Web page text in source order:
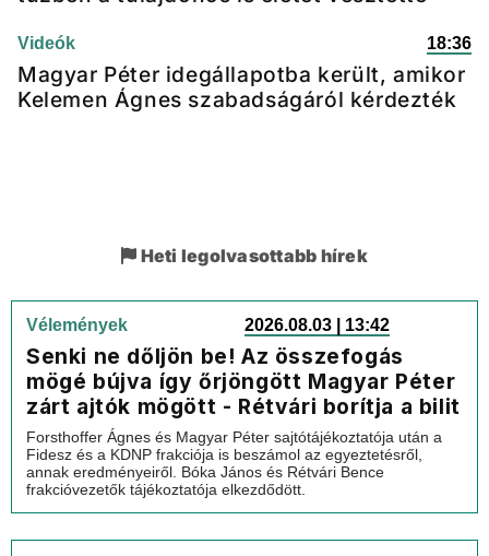
Videók 18:36
Magyar Péter idegállapotba került, amikor
Kelemen Ágnes szabadságáról kérdezték
Heti legolvasottabb hírek
Vélemények 2026.08.03 | 13:42
Senki ne dőljön be! Az összefogás
mögé bújva így őrjöngött Magyar Péter
zárt ajtók mögött - Rétvári borítja a bilit
Forsthoffer Ágnes és Magyar Péter sajtótájékoztatója után a
Fidesz és a KDNP frakciója is beszámol az egyeztetésről,
annak eredményeiről. Bóka János és Rétvári Bence
frakcióvezetők tájékoztatója elkezdődött.